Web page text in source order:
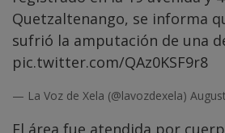
Quetzaltenango, se informa
sufrió la amputación de una
pic.twitter.com/QAz0KSF9r8
— La Voz de Xela (@lavozdexela)